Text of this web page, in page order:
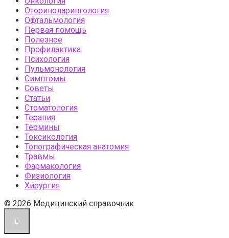
Оториноларингология
Офтальмология
Первая помощь
Полезное
Профилактика
Психология
Пульмонология
Симптомы
Советы
Статьи
Стоматология
Терапия
Термины
Токсикология
Топографическая анатомия
Травмы
Фармакология
Физиология
Хирургия
© 2026 Медицинский справочник